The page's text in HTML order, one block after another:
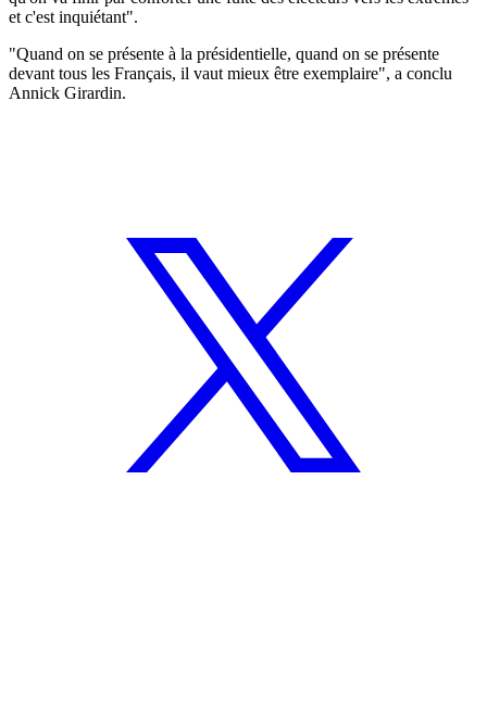
et c'est inquiétant".
"Quand on se présente à la présidentielle, quand on se présente
devant tous les Français, il vaut mieux être exemplaire", a conclu
Annick Girardin.